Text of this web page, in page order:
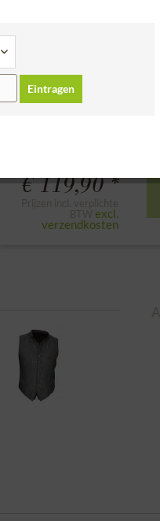
Bitte Größe wählen
48 50 52
€ 119,90 *
excl.
verzendkosten
Eintragen